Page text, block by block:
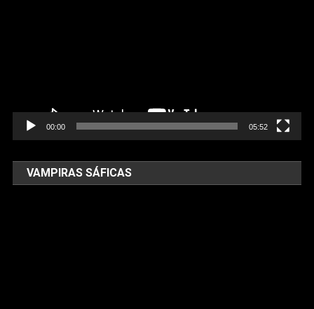
00:00 05:52
VAMPIRAS SÁFICAS